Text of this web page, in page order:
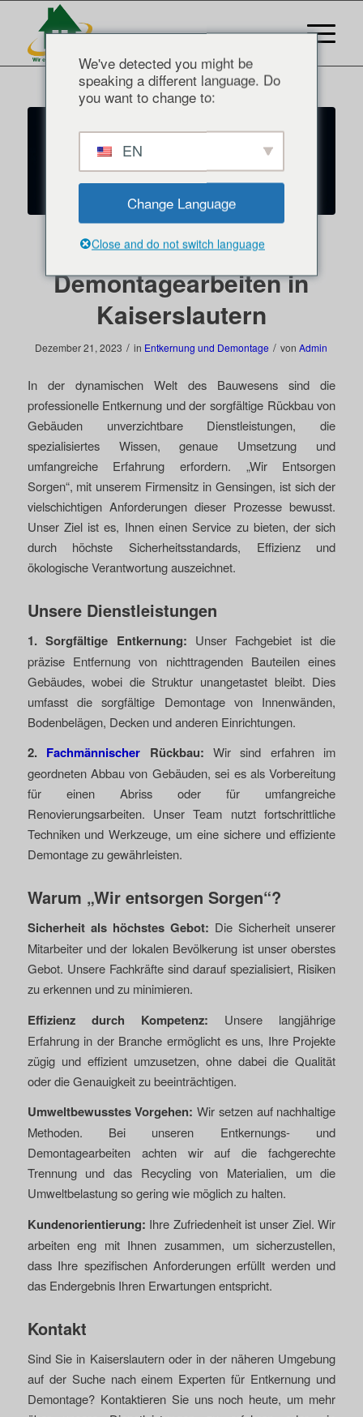
Entkernungs- und
Demontagearbeiten in
Kaiserslautern
Dezember 21, 2023 / in Entkernung und Demontage / vonAdmin
In der dynamischen Welt des Bauwesens sind die
professionelle Entkernung und der sorgfältige Rückbau von
Gebäuden unverzichtbare Dienstleistungen, die
spezialisiertes Wissen, genaue Umsetzung und
umfangreiche Erfahrung erfordern. „Wir Entsorgen
Sorgen“, mit unserem Firmensitz in Gensingen, ist sich der
vielschichtigen Anforderungen dieser Prozesse bewusst.
Unser Ziel ist es, Ihnen einen Service zu bieten, der sich
durch höchste Sicherheitsstandards, Effizienz und
ökologische Verantwortung auszeichnet.
Unsere Dienstleistungen
1. Sorgfältige Entkernung: Unser Fachgebiet ist die
präzise Entfernung von nichttragenden Bauteilen eines
Gebäudes, wobei die Struktur unangetastet bleibt. Dies
umfasst die sorgfältige Demontage von Innenwänden,
Bodenbelägen, Decken und anderen Einrichtungen.
2. Fachmännischer Rückbau: Wir sind erfahren im
geordneten Abbau von Gebäuden, sei es als Vorbereitung
für einen Abriss oder für umfangreiche
Renovierungsarbeiten. Unser Team nutzt fortschrittliche
Techniken und Werkzeuge, um eine sichere und effiziente
Demontage zu gewährleisten.
Warum „Wir entsorgen Sorgen“?
Sicherheit als höchstes Gebot: Die Sicherheit unserer
Mitarbeiter und der lokalen Bevölkerung ist unser oberstes
Gebot. Unsere Fachkräfte sind darauf spezialisiert, Risiken
zu erkennen und zu minimieren.
Effizienz durch Kompetenz: Unsere langjährige
Erfahrung in der Branche ermöglicht es uns, Ihre Projekte
zügig und effizient umzusetzen, ohne dabei die Qualität
oder die Genauigkeit zu beeinträchtigen.
Umweltbewusstes Vorgehen: Wir setzen auf nachhaltige
Methoden. Bei unseren Entkernungs- und
Demontagearbeiten achten wir auf die fachgerechte
Trennung und das Recycling von Materialien, um die
Umweltbelastung so gering wie möglich zu halten.
Kundenorientierung: Ihre Zufriedenheit ist unser Ziel. Wir
arbeiten eng mit Ihnen zusammen, um sicherzustellen,
dass Ihre spezifischen Anforderungen erfüllt werden und
das Endergebnis Ihren Erwartungen entspricht.
Kontakt
Sind Sie in Kaiserslautern oder in der näheren Umgebung
auf der Suche nach einem Experten für Entkernung und
Demontage? Kontaktieren Sie uns noch heute, um mehr
We've detected you might be
speaking a different language. Do
you want to change to:
EN
Change Language
Close and do not switch language